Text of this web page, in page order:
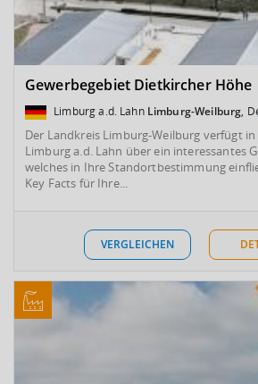
Gewerbegebiet Dietkircher Höhe
Limburg a.d. Lahn Limburg-Weilburg,
Der Landkreis Limburg-Weilburg verfügt
Limburg a.d. Lahn über ein interessantes
welches in Ihre Standortbestimmung
Key Facts für Ihre...
VERGLEICHEN